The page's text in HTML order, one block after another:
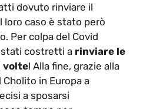
dovuto rinviare il
loro caso è stato però
Per colpa del Covid
stati costretti a rinviare le
volte! Alla fine, grazie alla
in Europa a
a sposarsi